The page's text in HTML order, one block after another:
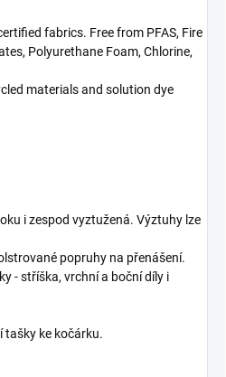
fabrics. Free from PFAS, Fire
Polyurethane Foam, Chlorine,
materials and solution dye
i zespod vyztužená. Výztuhy lze
popruhy na přenášení.
- stříška, vrchní a boční díly i
tašky ke kočárku.